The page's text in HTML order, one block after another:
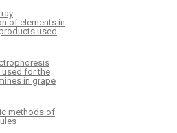
of elements in
used
used for the
in grape
methods of